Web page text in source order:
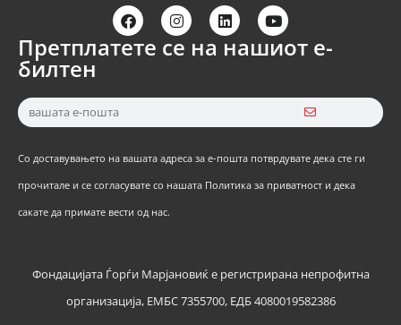
Претплатете се на нашиот е-
билтен
Со доставувањето на вашата адреса за е-пошта потврдувате дека сте ги
прочитале и се согласувате со нашата Политика за приватност и дека
сакате да примате вести од нас.
Фондацијата Ѓорѓи Марјановиќ е регистрирана непрофитна
организација, ЕМБС 7355700, ЕДБ 4080019582386